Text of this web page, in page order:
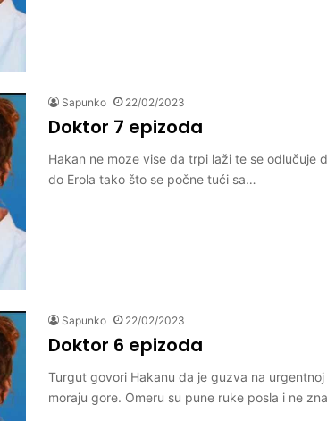
Sapunko 22/02/2023
Doktor 7 epizoda
Hakan ne moze vise da trpi laži te se odlučuje
do Erola tako što se počne tući sa…
Sapunko 22/02/2023
Doktor 6 epizoda
Turgut govori Hakanu da je guzva na urgentnoj
moraju gore. Omeru su pune ruke posla i ne